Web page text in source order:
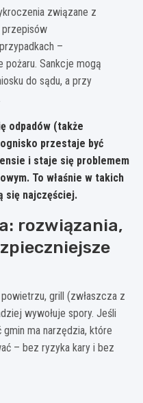
związane z
przepisów
–
pożaru. Sankcje mogą
do sądu, a przy
odpadów (także
przestaje być
i staje się problemem
To właśnie w takich
się najczęściej.
rozwiązania,
grill (zwłaszcza z
wywołuje spory. Jeśli
ma narzędzia, które
– bez ryzyka kary i bez